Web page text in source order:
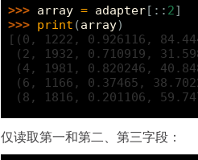
>>> array = adapter[:: 2]
>>> print (array)
[(0, 1222, 0.926116,
(2, 1932, 0.710919,
(4, 1981, 0.820246,
(6, 1166, 0.37465,
(8, 1816, 0.201106,
仅读取第一和第二、第三字段：